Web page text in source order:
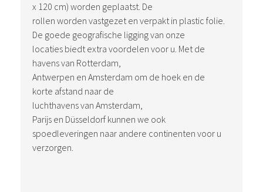
x 120 cm) worden geplaatst. De
rollen worden vastgezet en verpakt in plastic folie.
De goede geografische ligging van onze
locaties biedt extra voordelen voor u. Met de
havens van Rotterdam,
Antwerpen en Amsterdam om de hoek en de
korte afstand naar de
luchthavens van Amsterdam,
Parijs en Düsseldorf kunnen we ook
spoedleveringen naar andere continenten voor u
verzorgen.